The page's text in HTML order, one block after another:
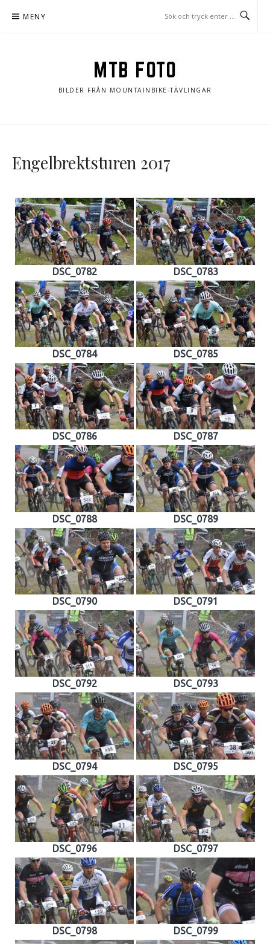
MENY
MTB FOTO
BILDER FRÅN MOUNTAINBIKE-TÄVLINGAR
Engelbrektsturen 2017
DSC_0782 DSC_0783
DSC_0784 DSC_0785
DSC_0786 DSC_0787
DSC_0788 DSC_0789
DSC_0790 DSC_0791
DSC_0792 DSC_0793
DSC_0794 DSC_0795
DSC_0796 DSC_0797
DSC_0798 DSC_0799